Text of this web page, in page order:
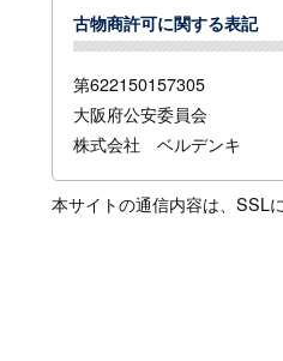
古物商許可に関する表記
第622150157305
大阪府公安委員会
株式会社 ベルデンキ
本サイトの通信内容は、SSL